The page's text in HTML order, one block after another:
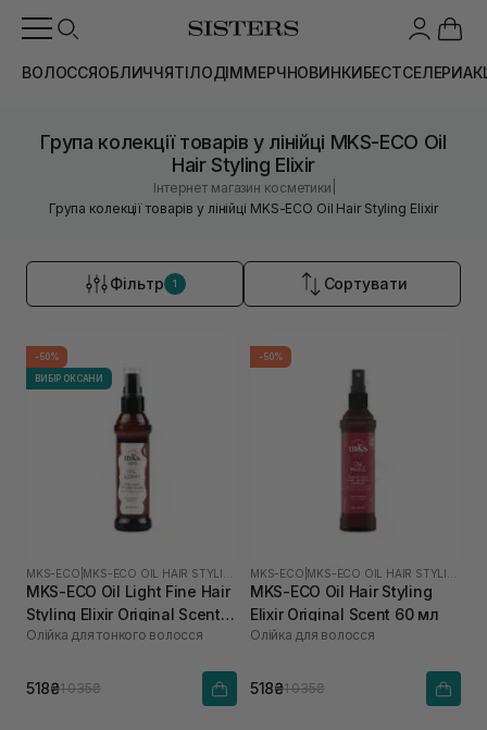
ВОЛОССЯОБЛИЧЧЯТІЛОДІММЕРЧНОВИНКИБЕСТСЕЛЕРИ
Група колекції товарів у лінійці MKS-ECO Oil
Hair Styling Elixir
Інтернет магазин косметики
Група колекції товарів у лінійці MKS-ECO Oil Hair Styling Elixir
Фільтр 1 Сортувати
-50%
ВИБІР ОКСАНИ
MKS-ECO
MKS-ECO Oil Light Fine Hair
Styling Elixir Original Scent
60 мл
Олійка для тонкого волосся
518₴1 035₴
-50%
MKS-ECO
MKS-ECO Oil Hair Styling
Elixir Original Scent 60 мл
Олійка для волосся
518₴1 035₴